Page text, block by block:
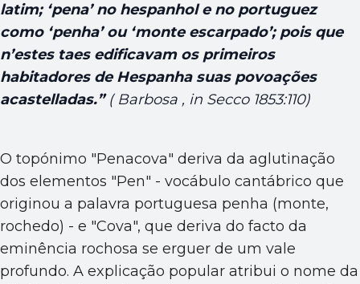
latim; ‘pena’ no hespanhol e no portuguez
como ‘penha’ ou ‘monte escarpado’; pois que
n’estes taes edificavam os primeiros
habitadores de Hespanha suas povoações
acastelladas.”( Barbosa , in Secco 1853:110)
O topónimo "Penacova" deriva da aglutinação
dos elementos "Pen" - vocábulo cantábrico que
originou a palavra portuguesa penha (monte,
rochedo) - e "Cova", que deriva do facto da
eminência rochosa se erguer de um vale
profundo. A explicação popular atribui o nome da